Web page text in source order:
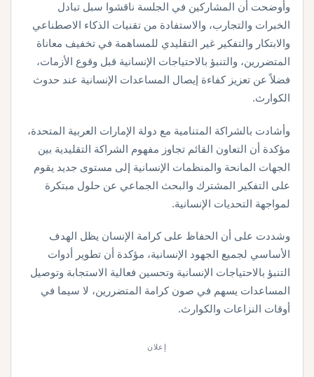
وأوضحت أن المشاركين في الجلسة ناقشوا سبل تبادل
الخبرات والتجارب، والاستفادة من تقنيات الذكاء الاصطناعي
والابتكار والتفكير غير التقليدي للمساهمة في تخفيف معاناة
المتضررين، والتنبؤ بالاحتياجات الإنسانية قبل وقوع الأزمات،
فضلاً عن تعزيز كفاءة إيصال المساعدات الإنسانية عند حدوث
الكوارث.
وأشادت بالشراكة المتنامية مع دولة الإمارات العربية المتحدة،
مؤكدة أن التعاون القائم تجاوز مفهوم الشراكة التقليدية بين
الجهات المانحة والمنظمات الإنسانية إلى مستوى جديد يقوم
على التفكير المشترك والبحث الجماعي عن حلول مبتكرة
لمواجهة التحديات الإنسانية.
وشددت على أن الحفاظ على كرامة الإنسان يظل الهدف
الأساسي لجميع الجهود الإنسانية، مؤكدة أن تطوير أدوات
التنبؤ بالاحتياجات الإنسانية وتحسين فعالية الاستجابة وتوصيل
المساعدات يسهم في صون كرامة المتضررين، لا سيما في
أوقات النزاعات والكوارث.
إعلان